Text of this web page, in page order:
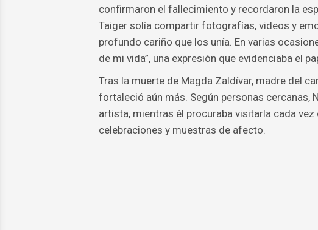
confirmaron el fallecimiento y recordaron la
Taiger solía compartir fotografías, videos y
profundo cariño que los unía. En varias
de mi vida”, una expresión que evidenciaba el
Tras la muerte de Magda Zaldívar, madre del
fortaleció aún más. Según personas cercanas,
artista, mientras él procuraba visitarla cada
celebraciones y muestras de afecto.